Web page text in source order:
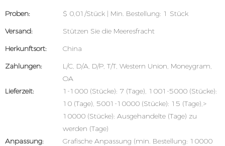
Proben:
$ 0,01/Stück | Min. Bestellung: 1 Stück
Versand:
Stützen Sie die Meeresfracht
Herkunftsort:
China
Zahlungen:
L/C, D/A, D/P, T/T, Western Union, Moneygram,
OA
Lieferzeit:
1-1000 (Stücke): 7 (Tage), 1001-5000 (Stücke):
10 (Tage), 5001-10000 (Stücke): 15 (Tage),>
10000 (Stücke): Ausgehandelte (Tage) zu
werden (Tage)
Anpassung:
Grafische Anpassung (min. Bestellung: 10000